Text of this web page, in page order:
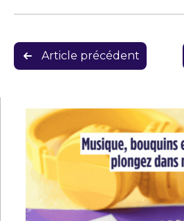
Navigation
de
Article précédent